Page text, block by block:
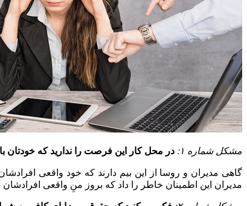
مشکل شماره ۱:
در محل کار این فرصت را ندارید که خودتان
گاهی مدیران و روسا از این بیم دارند که خود واقعی
مدیران این اطمینان خاطر را داد که بروز منِ واقعی